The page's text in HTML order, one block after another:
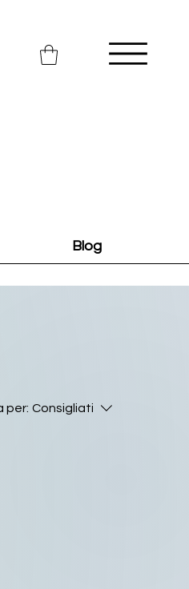
Blog
per: Consigliati